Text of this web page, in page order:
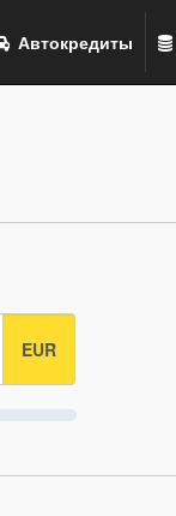
Автокредиты